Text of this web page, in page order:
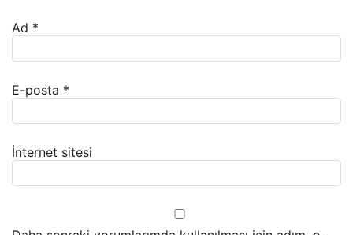
Ad *
E-posta *
İnternet sitesi